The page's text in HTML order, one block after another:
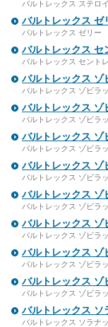
バルトレックス ステロ
バルトレックス ゼ
バルトレックス ゼリー
バルトレックス セ
バルトレックス セント
バルトレックス ゾ
バルトレックス ゾビラ
バルトレックス ゾ
バルトレックス ゾビラ
バルトレックス ゾ
バルトレックス ゾビラ
バルトレックス ゾ
バルトレックス ゾビラ
バルトレックス ゾ
バルトレックス ゾビラ
バルトレックス ゾ
バルトレックス ゾビラ
バルトレックス ゾ
バルトレックス ゾビラ
バルトレックス ゾ
バルトレックス ゾビラ
バルトレックス ソ
バルトレックス ソラナ